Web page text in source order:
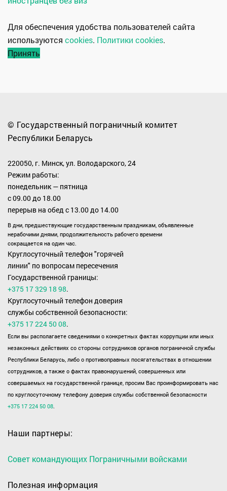
Для обеспечения удобства пользователей сайта
используются cookies. Политики cookies.
Принять
© Государственный пограничный комитет
Республики Беларусь
220050, г. Минск, ул. Володарского, 24
Режим работы:
понедельник — пятница
с 09.00 до 18.00
перерыв на обед с 13.00 до 14.00
В дни, предшествующие государственным праздникам, объявленные
нерабочими днями, продолжительность рабочего времени
сокращается на один час.
Круглосуточный телефон "горячей
линии" по вопросам пересечения
Государственной границы:
+375 17 329 18 98.
Круглосуточный телефон доверия
службы собственной безопасности:
+375 17 224 50 08.
Если вы располагаете сведениями о конкретных фактах коррупции или иных
незаконных действиях со стороны сотрудников органов пограничной службы
Республики Беларусь, либо о противоправных посягательствах в отношении
сотрудников, а также о фактах правонарушений, совершенных или
совершаемых на государственной границе, просим Вас проинформировать нас
по круглосуточному телефону доверия службы собственной безопасности
+375 17 224 50 08.
Наши партнеры:
Совет командующих Пограничными войсками
Полезная информация